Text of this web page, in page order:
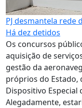
PJ desmantela rede
Há dez detidos
Os concursos
aquisição de
gestão da
próprios do Estado,
Dispositivo Especial
Alegadamente,